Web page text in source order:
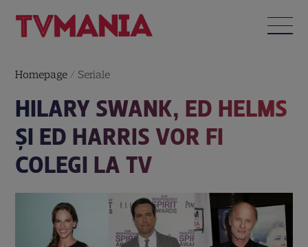
Homepage / Seriale
HILARY SWANK, ED HELMS
ŞI ED HARRIS VOR FI
COLEGI LA TV